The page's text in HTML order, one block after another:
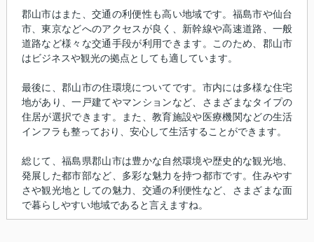
郡山市はまた、交通の利便性も高い地域です。福島市や仙台
市、東京などへのアクセスが良く、新幹線や高速道路、一般
道路など様々な交通手段が利用できます。このため、郡山市
はビジネスや観光の拠点としても適しています。
最後に、郡山市の住環境についてです。市内には多様な住宅
地があり、一戸建てやマンションなど、さまざまなタイプの
住居が選択できます。また、教育施設や医療機関などの生活
インフラも整っており、安心して生活することができます。
総じて、福島県郡山市は豊かな自然環境や歴史的な観光地、
発展した都市部など、多彩な魅力を持つ都市です。住みやす
さや観光地としての魅力、交通の利便性など、さまざまな面
で暮らしやすい地域であると言えますね。